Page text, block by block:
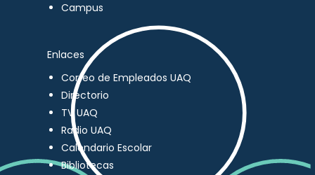
Campus
Enlaces
Correo de Empleados UAQ
Directorio
TV UAQ
Radio UAQ
Calendario Escolar
Bibliotecas